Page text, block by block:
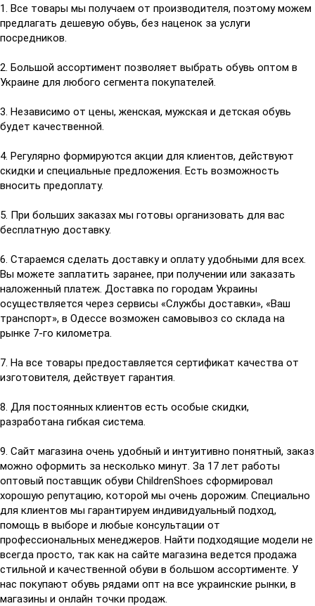
1. Все товары мы получаем от производителя, поэтому можем
предлагать дешевую обувь, без наценок за услуги
посредников.
2. Большой ассортимент позволяет выбрать обувь оптом в
Украине для любого сегмента покупателей.
3. Независимо от цены, женская, мужская и детская обувь
будет качественной.
4. Регулярно формируются акции для клиентов, действуют
скидки и специальные предложения. Есть возможность
вносить предоплату.
5. При больших заказах мы готовы организовать для вас
бесплатную доставку.
6. Стараемся сделать доставку и оплату удобными для всех.
Вы можете заплатить заранее, при получении или заказать
наложенный платеж. Доставка по городам Украины
осуществляется через сервисы «Службы доставки», «Ваш
транспорт», в Одессе возможен самовывоз со склада на
рынке 7-го километра.
7. На все товары предоставляется сертификат качества от
изготовителя, действует гарантия.
8. Для постоянных клиентов есть особые скидки,
разработана гибкая система.
9. Сайт магазина очень удобный и интуитивно понятный, заказ
можно оформить за несколько минут. За 17 лет работы
оптовый поставщик обуви ChildrenShoes сформировал
хорошую репутацию, которой мы очень дорожим. Специально
для клиентов мы гарантируем индивидуальный подход,
помощь в выборе и любые консультации от
профессиональных менеджеров. Найти подходящие модели не
всегда просто, так как на сайте магазина ведется продажа
стильной и качественной обуви в большом ассортименте. У
нас покупают обувь рядами опт на все украинские рынки, в
магазины и онлайн точки продаж.